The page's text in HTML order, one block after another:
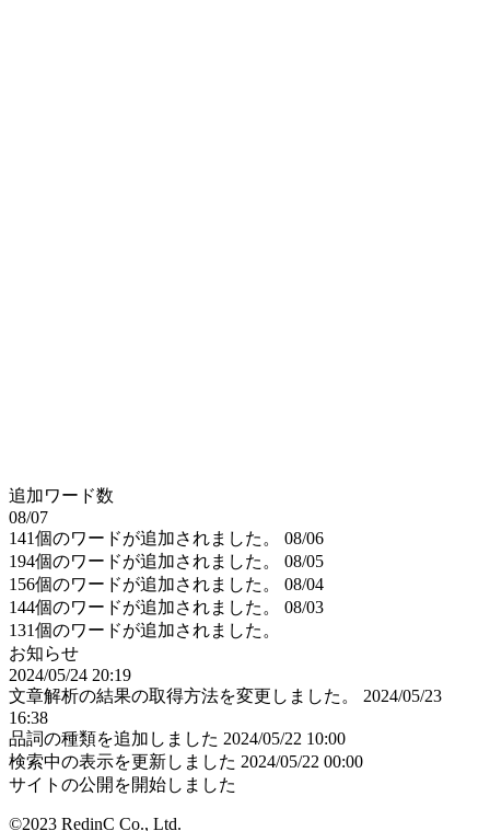
追加ワード数
08/07
141個のワードが追加されました。
08/06
194個のワードが追加されました。
08/05
156個のワードが追加されました。
08/04
144個のワードが追加されました。
08/03
131個のワードが追加されました。
お知らせ
2024/05/24 20:19
文章解析の結果の取得方法を変更しました。
2024/05/23
16:38
品詞の種類を追加しました 2024/05/22 10:00
検索中の表示を更新しました 2024/05/22 00:00
サイトの公開を開始しました
©2023 RedinC Co., Ltd.